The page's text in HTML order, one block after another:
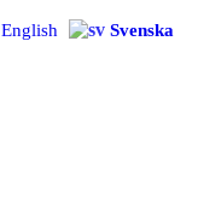
English Svenska